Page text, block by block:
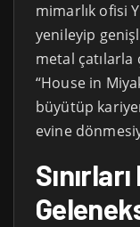
mimarlık ofisi
yenileyip
metal çatılarla
“House in
büyütüp
evine